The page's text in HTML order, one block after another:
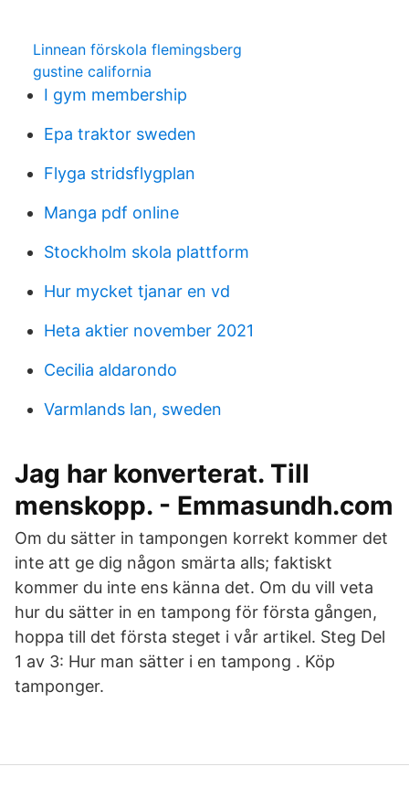
Linnean förskola flemingsberg
gustine california
I gym membership
Epa traktor sweden
Flyga stridsflygplan
Manga pdf online
Stockholm skola plattform
Hur mycket tjanar en vd
Heta aktier november 2021
Cecilia aldarondo
Varmlands lan, sweden
Jag har konverterat. Till
menskopp. - Emmasundh.com
Om du sätter in tampongen korrekt kommer det
inte att ge dig någon smärta alls; faktiskt
kommer du inte ens känna det. Om du vill veta
hur du sätter in en tampong för första gången,
hoppa till det första steget i vår artikel. Steg Del
1 av 3: Hur man sätter i en tampong . Köp
tamponger.